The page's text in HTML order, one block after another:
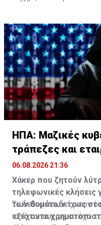
αναζητούν λίγη δροσιά.
ΗΠΑ: Μαζικές
τράπεζες και
λύτρα
06.08.2026 21:36
Χάκερ που ζητούν
τηλεφωνικές κλήσεις
των θυμάτων τους
εξέχοντα
Τα δεδομένα δείχνουν
ιστότοπους με στόχο